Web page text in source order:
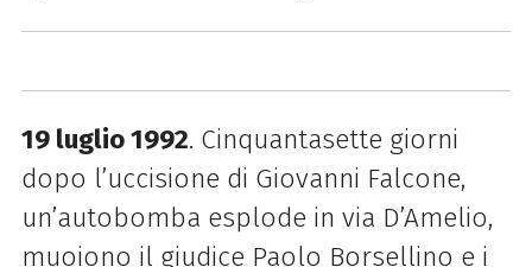
19 luglio 1992. Cinquantasette giorni
dopo l’uccisione di Giovanni Falcone,
un’autobomba esplode in via D’Amelio,
muoiono il giudice Paolo Borsellino e i